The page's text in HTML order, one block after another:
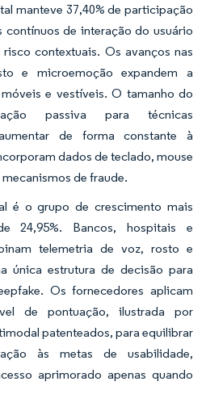
manteve 37,40% de participação
contínuos de interação do usuário
contextuais. Os avanços nas
e microemoção expandem a
e vestíveis. O tamanho do
passiva para técnicas
de forma constante à
dados de teclado, mouse
de fraude.
é o grupo de crescimento mais
24,95%. Bancos, hospitais e
telemetria de voz, rosto e
única estrutura de decisão para
Os fornecedores aplicam
de pontuação, ilustrada por
patenteados, para equilibrar
às metas de usabilidade,
aprimorado apenas quando